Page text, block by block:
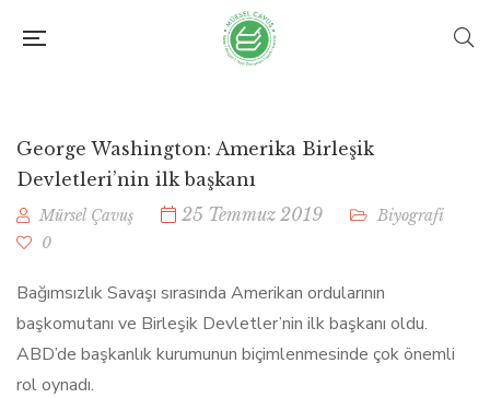
George Washington: Amerika Birleşik
Devletleri’nin ilk başkanı
Mürsel Çavuş 25 Temmuz 2019
Biyografi
0
Bağımsızlık Savaşı sırasında Amerikan ordularının
başkomutanı ve Birleşik Devletler’nin ilk başkanı oldu.
ABD’de başkanlık kurumunun biçimlenmesinde çok önemli
rol oynadı.